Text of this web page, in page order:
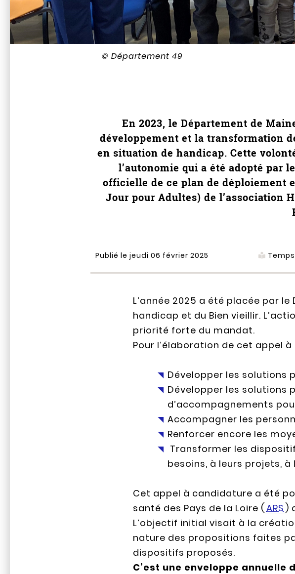
© Département 49
En 2023, le Département de
développement et la transformation
en situation de handicap. Cette
l’autonomie qui a été adopté par
officielle de ce plan de déploiement
Jour pour Adultes) de l’association
Publié le jeudi 06 février 2025
L’année 2025 a été placée par
handicap et du Bien vieillir.
priorité forte du mandat.
Pour l’élaboration de cet appel
Développer les solutions
Développer les solutions
d’accompagnements
Accompagner les
Renforcer encore les
Transformer les
besoins, à leurs projets,
Cet appel à candidature a été
santé des Pays de la Loire ( ARS )
L’objectif initial visait à la
nature des propositions faites
dispositifs proposés.
C’est une enveloppe